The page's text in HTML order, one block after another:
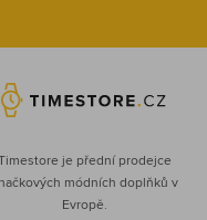
je přední prodejce
módních doplňků v
Evropě.